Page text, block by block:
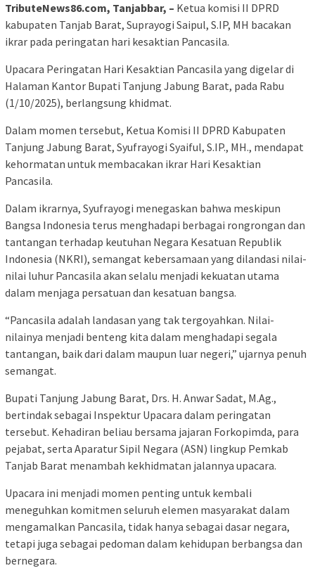
TributeNews86.com, Tanjabbar, – Ketua komisi II DPRD
kabupaten Tanjab Barat, Suprayogi Saipul, S.IP, MH bacakan
ikrar pada peringatan hari kesaktian Pancasila.
Upacara Peringatan Hari Kesaktian Pancasila yang digelar di
Halaman Kantor Bupati Tanjung Jabung Barat, pada Rabu
(1/10/2025), berlangsung khidmat.
Dalam momen tersebut, Ketua Komisi II DPRD Kabupaten
Tanjung Jabung Barat, Syufrayogi Syaiful, S.IP., MH., mendapat
kehormatan untuk membacakan ikrar Hari Kesaktian
Pancasila.
Dalam ikrarnya, Syufrayogi menegaskan bahwa meskipun
Bangsa Indonesia terus menghadapi berbagai rongrongan dan
tantangan terhadap keutuhan Negara Kesatuan Republik
Indonesia (NKRI), semangat kebersamaan yang dilandasi nilai-
nilai luhur Pancasila akan selalu menjadi kekuatan utama
dalam menjaga persatuan dan kesatuan bangsa.
“Pancasila adalah landasan yang tak tergoyahkan. Nilai-
nilainya menjadi benteng kita dalam menghadapi segala
tantangan, baik dari dalam maupun luar negeri,” ujarnya penuh
semangat.
Bupati Tanjung Jabung Barat, Drs. H. Anwar Sadat, M.Ag.,
bertindak sebagai Inspektur Upacara dalam peringatan
tersebut. Kehadiran beliau bersama jajaran Forkopimda, para
pejabat, serta Aparatur Sipil Negara (ASN) lingkup Pemkab
Tanjab Barat menambah kekhidmatan jalannya upacara.
Upacara ini menjadi momen penting untuk kembali
meneguhkan komitmen seluruh elemen masyarakat dalam
mengamalkan Pancasila, tidak hanya sebagai dasar negara,
tetapi juga sebagai pedoman dalam kehidupan berbangsa dan
bernegara.